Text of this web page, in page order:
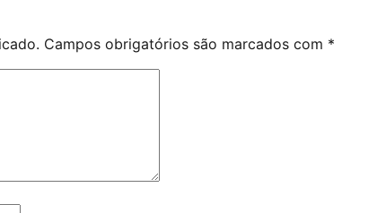
Campos obrigatórios são marcados com *